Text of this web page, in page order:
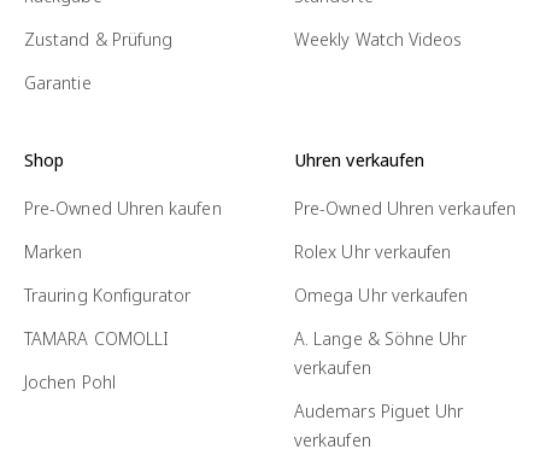
Zustand & Prüfung
Garantie
Weekly Watch Videos
Shop
Pre-Owned Uhren kaufen
Marken
Trauring Konfigurator
TAMARA COMOLLI
Jochen Pohl
Uhren verkaufen
Pre-Owned Uhren verkaufen
Rolex Uhr verkaufen
Omega Uhr verkaufen
A. Lange & Söhne Uhr
verkaufen
Audemars Piguet Uhr
verkaufen